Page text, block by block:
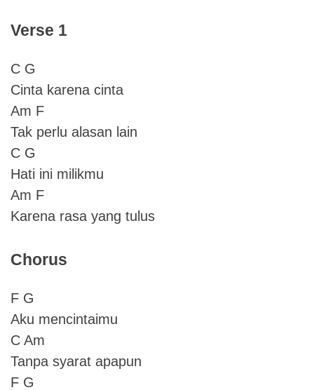
Verse 1
C G
Cinta karena cinta
Am F
Tak perlu alasan lain
C G
Hati ini milikmu
Am F
Karena rasa yang tulus
Chorus
F G
Aku mencintaimu
C Am
Tanpa syarat apapun
F G